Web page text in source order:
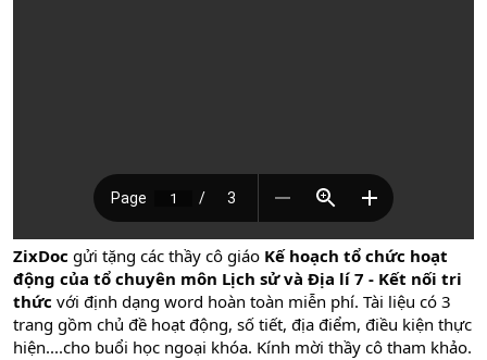
ZixDoc gửi tặng các thầy cô giáo Kế hoạch tổ chức hoạt
động của tổ chuyên môn Lịch sử và Địa lí 7 - Kết nối tri
thức với định dạng word hoàn toàn miễn phí. Tài liệu có 3
trang gồm chủ đề hoạt động, số tiết, địa điểm, điều kiện thực
hiện....cho buổi học ngoại khóa. Kính mời thầy cô tham khảo.